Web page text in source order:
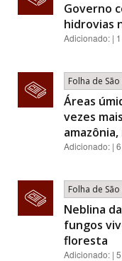
Governo
hidrovias
Adicionado: |
Folha de
Áreas
vezes
Adicionado: |
Folha de
Neblina
fungos
floresta
Adicionado: |